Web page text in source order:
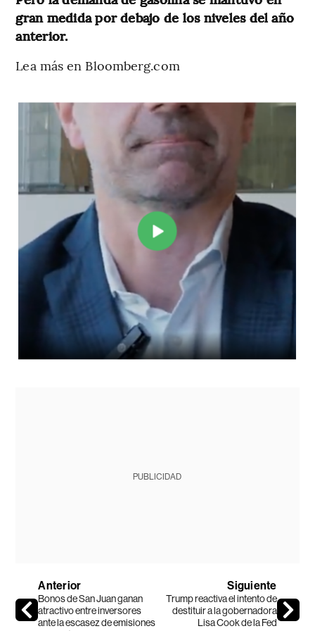
gran medida por debajo de los niveles del año
anterior.
Lea más en Bloomberg.com
PUBLICIDAD
Anterior
Bonos de San Juan ganan
atractivo entre inversores
ante la escasez de emisiones
Siguiente
Trump reactiva el intento de
destituir a la gobernadora
Lisa Cook de la Fed